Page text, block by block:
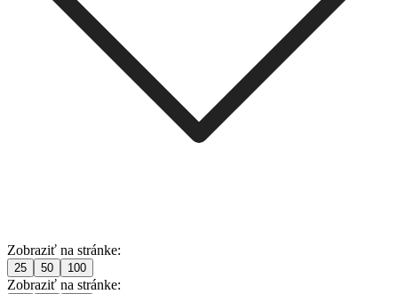
Zobraziť na stránke:
25 50 100
Zobraziť na stránke: